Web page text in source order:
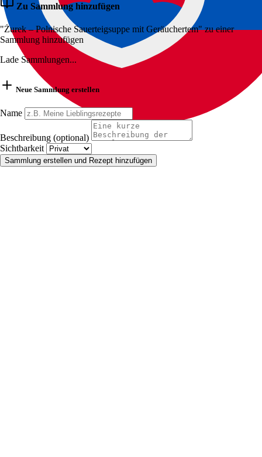
Zu Sammlung hinzufügen
"Żurek – Polnische Sauerteigsuppe mit Geräuchertem" zu einer
Sammlung hinzufügen
Lade Sammlungen...
Neue Sammlung erstellen
Name
Beschreibung (optional)
Sichtbarkeit
Sammlung erstellen und Rezept hinzufügen